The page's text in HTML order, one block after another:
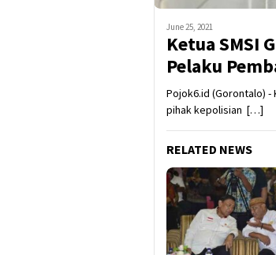
June 25, 2021
Ketua SMSI
Pelaku
Pojok6.id (Gorontalo) -
pihak kepolisian […]
RELATED NEWS